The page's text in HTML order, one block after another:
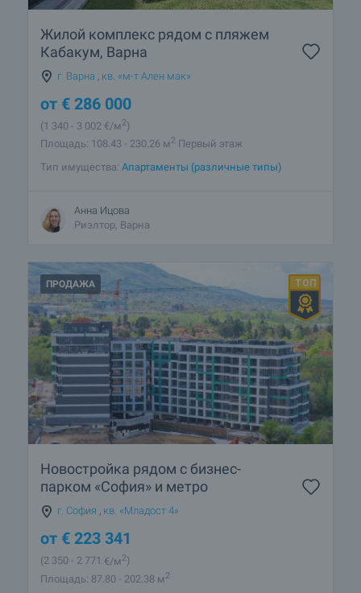
Жилой комплекс рядом с пляжем
Кабакум, Варна
г. Варна кв. «м-т Ален мак»
от € 286 000
(1 340 - 3 002 €/м2)
Площадь: 108.43 - 230.26 м2 Первый этаж
Тип имущества: Апартаменты (различные типы)
Анна Ицова
Риэлтор, Варна
ПРОДАЖА
Новостройка рядом с бизнес-
парком «София» и метро
г. София , кв. «Младост 4»
от € 223 341
(2 350 - 2 771 €/м2)
Площадь: 87.80 - 202.38 м2